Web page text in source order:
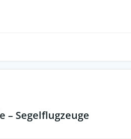
– Segelflugzeuge